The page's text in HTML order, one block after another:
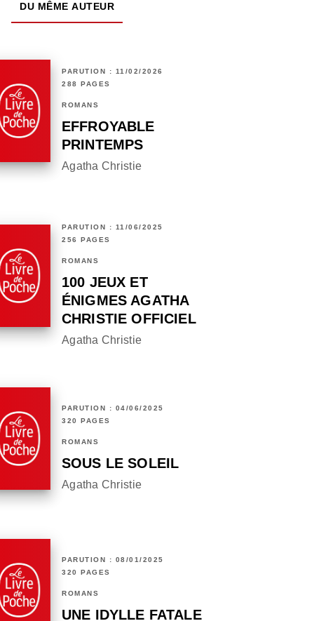
DU MÊME AUTEUR
PARUTION : 11/02/2026
288 PAGES
ROMANS
EFFROYABLE
PRINTEMPS
Agatha Christie
PARUTION : 11/06/2025
256 PAGES
ROMANS
100 JEUX ET
ÉNIGMES AGATHA
CHRISTIE OFFICIEL
Agatha Christie
PARUTION : 04/06/2025
320 PAGES
ROMANS
SOUS LE SOLEIL
Agatha Christie
PARUTION : 08/01/2025
320 PAGES
ROMANS
UNE IDYLLE FATALE